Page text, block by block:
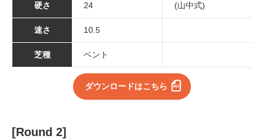
硬さ 24 (山中式)
速さ 10.5
芝種 ベント
ダウンロードはこちら
[Round 2]